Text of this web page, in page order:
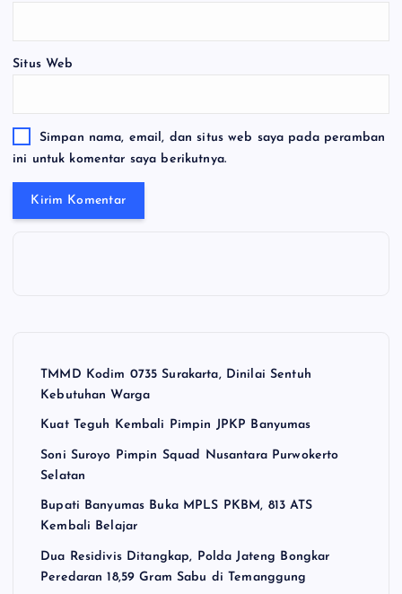
Situs Web
Simpan nama, email, dan situs web saya pada peramban
ini untuk komentar saya berikutnya.
TMMD Kodim 0735 Surakarta, Dinilai Sentuh
Kebutuhan Warga
Kuat Teguh Kembali Pimpin JPKP Banyumas
Soni Suroyo Pimpin Squad Nusantara Purwokerto
Selatan
Bupati Banyumas Buka MPLS PKBM, 813 ATS
Kembali Belajar
Dua Residivis Ditangkap, Polda Jateng Bongkar
Peredaran 18,59 Gram Sabu di Temanggung